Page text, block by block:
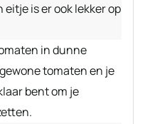
eitje is er ook lekker op
in dunne
tomaten en je
bent om je